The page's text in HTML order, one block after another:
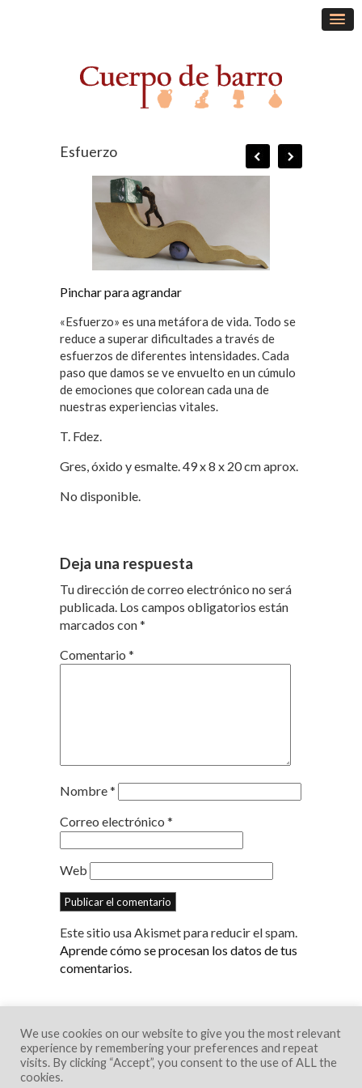
Esfuerzo
Pinchar para agrandar
«Esfuerzo» es una metáfora de vida. Todo se
reduce a superar dificultades a través de
esfuerzos de diferentes intensidades. Cada
paso que damos se ve envuelto en un cúmulo
de emociones que colorean cada una de
nuestras experiencias vitales.
T. Fdez.
Gres, óxido y esmalte. 49 x 8 x 20 cm aprox.
No disponible.
Deja una respuesta
Tu dirección de correo electrónico no será
publicada. Los campos obligatorios están
marcados con*
Comentario *
Nombre*
Correo electrónico *
Web
Este sitio usa Akismet para reducir el spam.
Aprende cómo se procesan los datos de tus
comentarios.
We use cookies on our website to give you the most relevant
experience by remembering your preferences and repeat
visits. By clicking “Accept”, you consent to the use of ALL the
cookies.